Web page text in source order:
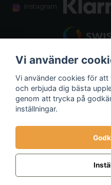
Instagram
Fraktalternativ
Vi använder
Vi använder cookies för
och erbjuda dig bästa
genom att trycka på
inställningar.